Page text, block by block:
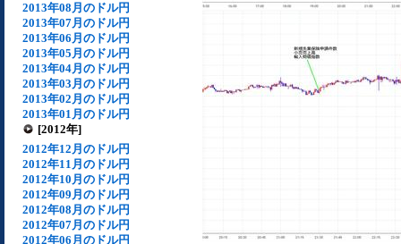
2013年08月のドル円
2013年07月のドル円
2013年06月のドル円
2013年05月のドル円
2013年04月のドル円
2013年03月のドル円
2013年02月のドル円
2013年01月のドル円
[2012年]
2012年12月のドル円
2012年11月のドル円
2012年10月のドル円
2012年09月のドル円
2012年08月のドル円
2012年07月のドル円
2012年06月のドル円